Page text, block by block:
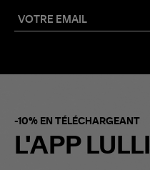
-10% EN TÉLÉCHARGEANT
L'APP LULLI